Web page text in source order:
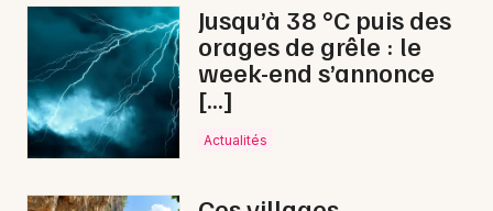
Jusqu’à 38 °C puis des
orages de grêle : le
week-end s’annonce
[…]
Actualités